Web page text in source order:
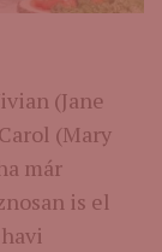
(Jane
(Mary
már
is el